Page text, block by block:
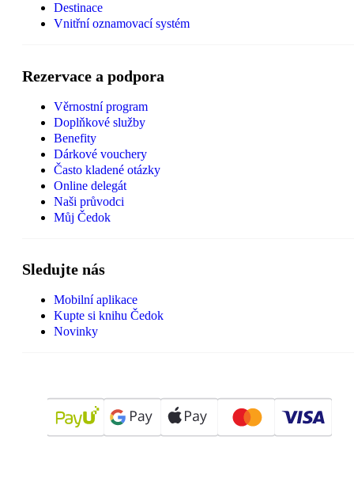
Destinace
Vnitřní oznamovací systém
Rezervace a podpora
Věrnostní program
Doplňkové služby
Benefity
Dárkové vouchery
Často kladené otázky
Online delegát
Naši průvodci
Můj Čedok
Sledujte nás
Mobilní aplikace
Kupte si knihu Čedok
Novinky